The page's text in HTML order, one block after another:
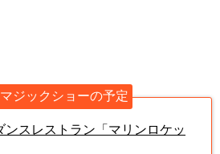
ジックショーの予定
ンスレストラン「マリンロケッ